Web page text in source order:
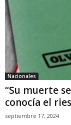
Nacionales
“Su muerte
conocía el
septiembre 17, 2024